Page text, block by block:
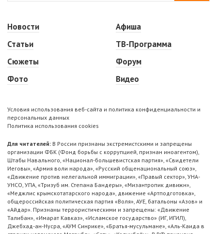
Новости
Статьи
Сюжеты
Фото
Афиша
ТВ-Программа
Форум
Видео
Условия использования веб-сайта и политика конфиденциальности и
персональных данных
Политика использования cookies
Для читателей: В России признаны экстремистскими и запрещены
организации ФБК (Фонд борьбы с коррупцией, признан иноагентом),
Штабы Навального, «Национал-большевистская партия», «Свидетели
Иеговы», «Армия воли народа», «Русский общенациональный союз»,
«Движение против нелегальной иммиграции», «Правый сектор», УНА-
УНСО, УПА, «Тризуб им. Степана Бандеры», «Мизантропик дивижн»,
«Меджлис крымскотатарского народа», движение «Артподготовка»,
общероссийская политическая партия «Воля», АУЕ, батальоны «Азов» и
«Айдар». Признаны террористическими и запрещены: «Движение
Талибан», «Имарат Кавказ», «Исламское государство» (ИГ, ИГИЛ),
Джебхад-ан-Нусра, «АУМ Синрике», «Братья-мусульмане», «Аль-Каида в